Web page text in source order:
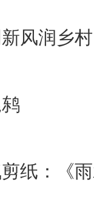
风润乡村
纸：《